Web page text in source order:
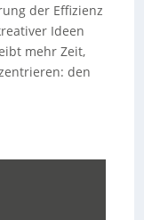
der Effizienz
Ideen
mehr Zeit,
den